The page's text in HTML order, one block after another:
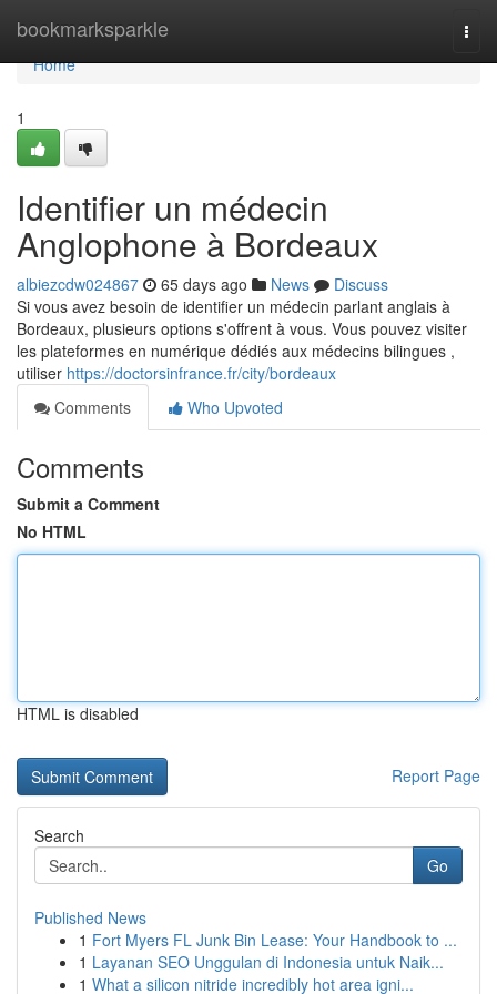
bookmarksparkle
Home
Home
1
Identifier un médecin
Anglophone à Bordeaux
albiezcdw024867 65 days ago News
Discuss
Si vous avez besoin de identifier un médecin parlant anglais à
Bordeaux, plusieurs options s'offrent à vous. Vous pouvez visiter
les plateformes en numérique dédiés aux médecins bilingues ,
utiliser https://doctorsinfrance.fr/city/bordeaux
Comments
Who Upvoted
Comments
Submit a Comment
No HTML
HTML is disabled
Report Page
Search
Go
Published News
1 Fort Myers FL Junk Bin Lease: Your Handbook to ...
1 Layanan SEO Unggulan di Indonesia untuk Naik...
1 What a silicon nitride incredibly hot area igni...